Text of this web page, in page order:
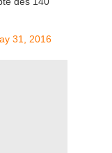
31, 2016